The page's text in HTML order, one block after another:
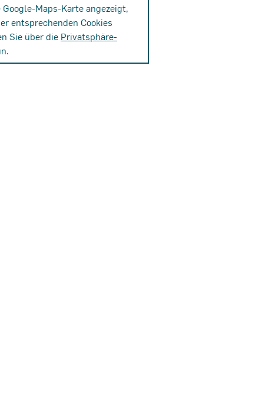
Maps-Karte angezeigt,
entsprechenden Cookies
Sie über die Privatsphäre-